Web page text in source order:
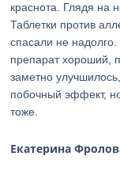
краснота. Глядя на
Таблетки против
спасали не
препарат хороший,
заметно
побочный эффект,
тоже.
Екатерина